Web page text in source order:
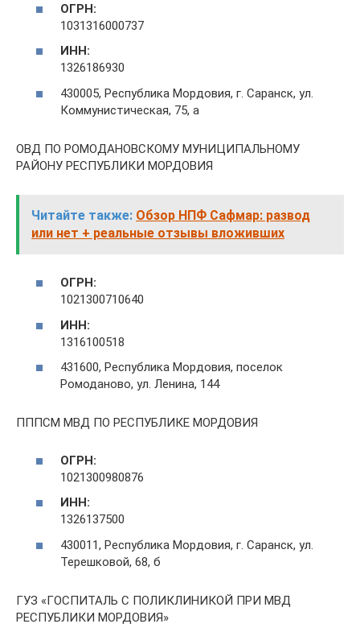
ОГРН:
1031316000737
ИНН:
1326186930
430005, Республика Мордовия, г. Саранск, ул.
Коммунистическая, 75, а
ОВД ПО РОМОДАНОВСКОМУ МУНИЦИПАЛЬНОМУ
РАЙОНУ РЕСПУБЛИКИ МОРДОВИЯ
Читайте также: Обзор НПФ Сафмар: развод
или нет + реальные отзывы вложивших
ОГРН:
1021300710640
ИНН:
1316100518
431600, Республика Мордовия, поселок
Ромоданово, ул. Ленина, 144
ПППСМ МВД ПО РЕСПУБЛИКЕ МОРДОВИЯ
ОГРН:
1021300980876
ИНН:
1326137500
430011, Республика Мордовия, г. Саранск, ул.
Терешковой, 68, б
ГУЗ «ГОСПИТАЛЬ С ПОЛИКЛИНИКОЙ ПРИ МВД
РЕСПУБЛИКИ МОРДОВИЯ»